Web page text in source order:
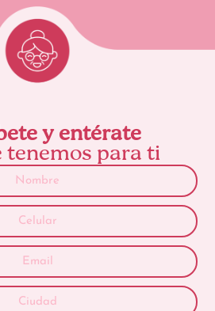
y entérate
tenemos para ti